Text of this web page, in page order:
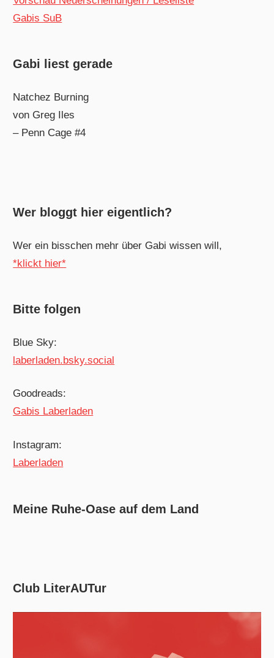
Gabis SuB
Gabi liest gerade
Natchez Burning
von Greg Iles
– Penn Cage #4
Wer bloggt hier eigentlich?
Wer ein bisschen mehr über Gabi wissen will,
*klickt hier*
Bitte folgen
Blue Sky:
laberladen.bsky.social
Goodreads:
Gabis Laberladen
Instagram:
Laberladen
Meine Ruhe-Oase auf dem Land
Club LiterAUTur